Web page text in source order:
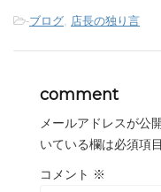
-ブログ, 店長の独り言
comment
メールアドレスが公
いている欄は必須項
コメント ※